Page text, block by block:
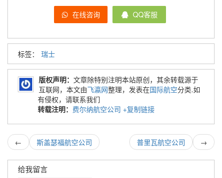
在线咨询 QQ客服
标签： 瑞士
版权声明： 文章除特别注明本站原创，其余转载源于
互联网，本文由飞瀛网整理，发表在国际航空分类.如
有侵权，请联系我们
转载注明： 费尔纳航空公司 +复制链接
← 斯盖瑟福航空公司 →
普里瓦航空公司
给我留言